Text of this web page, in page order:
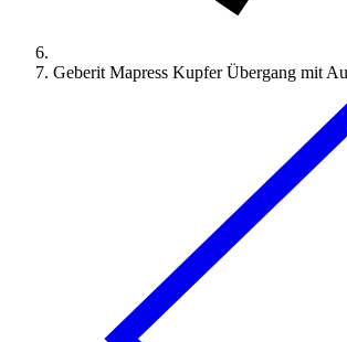
Geberit Mapress Kupfer Übergang mit